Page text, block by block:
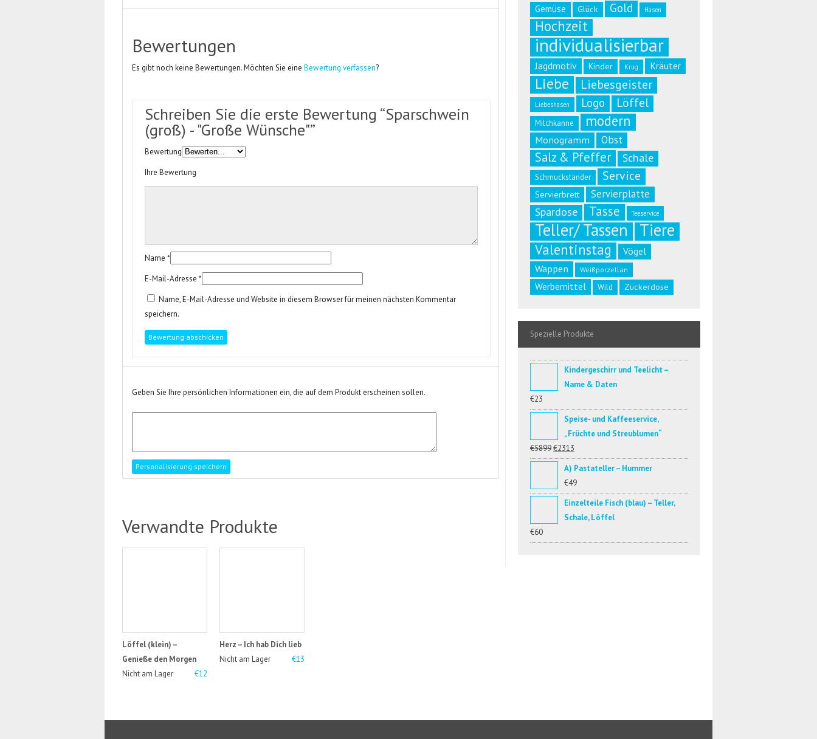
Bewertungen
Es gibt noch keine Bewertungen. Möchten Sie eineBewertung verfassen?
Schreiben Sie die erste Bewertung “Sparschwein
(groß) - "Große Wünsche"”
Bewertung
Ihre Bewertung
Name *
E-Mail-Adresse *
Name, E-Mail-Adresse und Website in diesem Browser für meinen nächsten Kommentar
speichern.
Geben Sie Ihre persönlichen Informationen ein, die auf dem Produkt erscheinen sollen.
Verwandte Produkte
Löffel (klein) –
Genieße den Morgen
€12
Nicht am Lager
Herz – Ich hab Dich lieb
€13
Nicht am Lager
Gemüse Glück Gold Hasen
Hochzeit
individualisierbar
Jagdmotiv Kinder Krug Kräuter
Liebe Liebesgeister
Liebeshasen Logo Löffel
Milchkanne modern
Monogramm Obst
Salz & Pfeffer Schale
Schmuckständer Service
Servierbrett Servierplatte
Spardose Tasse Teeservice
Teller/ Tassen Tiere
Valentinstag
Vögel
Wappen
Weißporzellan
Werbemittel Wild Zuckerdose
Spezielle Produkte
Kindergeschirr und Teelicht –
Name & Daten
€23
Speise- und Kaffeeservice,
„Früchte und Streublumen“
€5899€2313
A) Pastateller – Hummer
€49
Einzelteile Fisch (blau) – Teller,
Schale, Löffel
€60